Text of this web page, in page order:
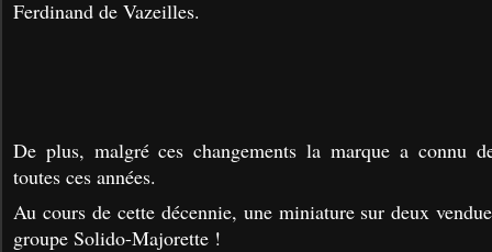
Ferdinand de Vazeilles.
De plus, malgré ces changements la marque a connu
toutes ces années.
Au cours de cette décennie, une miniature sur deux
groupe Solido-Majorette !